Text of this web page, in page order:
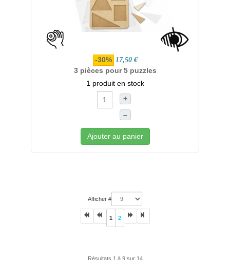
-30% 17,50 €
3 pièces pour 5 puzzles
1 produit en stock
+
–
Ajouter au panier
Afficher #
1 2
Résultats 1 à 9 sur 14